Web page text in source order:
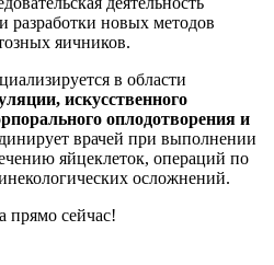
разработки новых методов
яичников.
в области
искусственного
оплодотворения и
врачей при выполнении
яйцеклеток, операций по
осложнений.
прямо сейчас!